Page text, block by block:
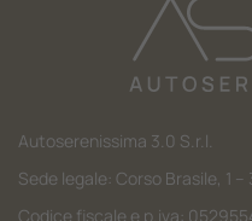
Autoserenissima 3.0 S.r.l.
Sede legale: Corso Brasile, 1 –
Codice fiscale e p.iva: